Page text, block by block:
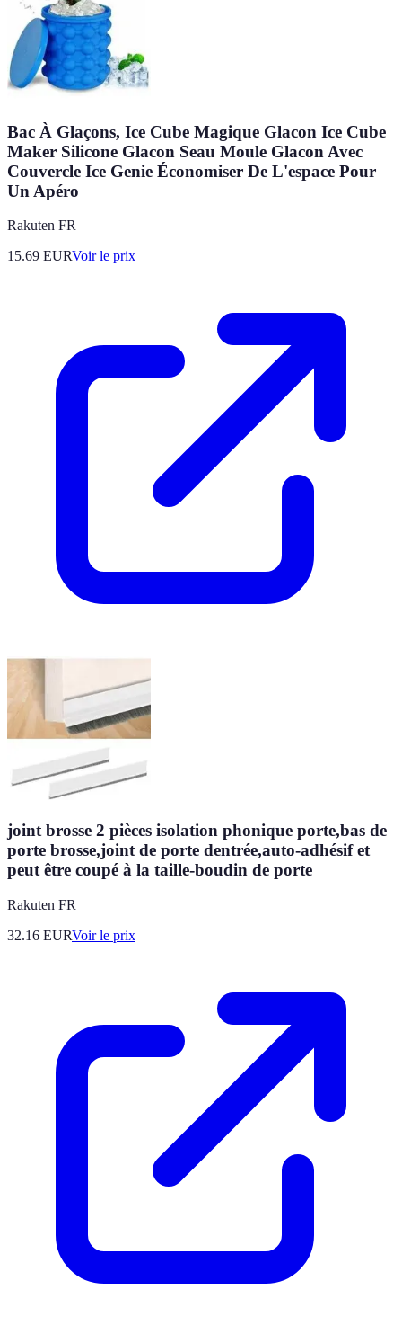
Bac À Glaçons, Ice Cube Magique Glacon Ice Cube
Maker Silicone Glacon Seau Moule Glacon Avec
Couvercle Ice Genie Économiser De L'espace Pour
Un Apéro
Rakuten FR
15.69 EURVoir le prix
joint brosse 2 pièces isolation phonique porte,bas de
porte brosse,joint de porte dentrée,auto-adhésif et
peut être coupé à la taille-boudin de porte
Rakuten FR
32.16 EURVoir le prix